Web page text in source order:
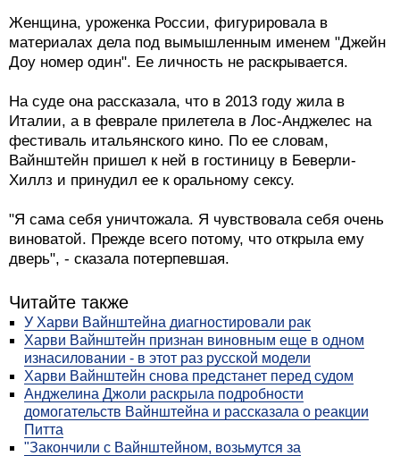
Женщина, уроженка России, фигурировала в
материалах дела под вымышленным именем "Джейн
Доу номер один". Ее личность не раскрывается.
На суде она рассказала, что в 2013 году жила в
Италии, а в феврале прилетела в Лос-Анджелес на
фестиваль итальянского кино. По ее словам,
Вайнштейн пришел к ней в гостиницу в Беверли-
Хиллз и принудил ее к оральному сексу.
"Я сама себя уничтожала. Я чувствовала себя очень
виноватой. Прежде всего потому, что открыла ему
дверь", - сказала потерпевшая.
Читайте также
У Харви Вайнштейна диагностировали рак
Харви Вайнштейн признан виновным еще в одном
изнасиловании - в этот раз русской модели
Харви Вайнштейн снова предстанет перед судом
Анджелина Джоли раскрыла подробности
домогательств Вайнштейна и рассказала о реакции
Питта
"Закончили с Вайнштейном, возьмутся за